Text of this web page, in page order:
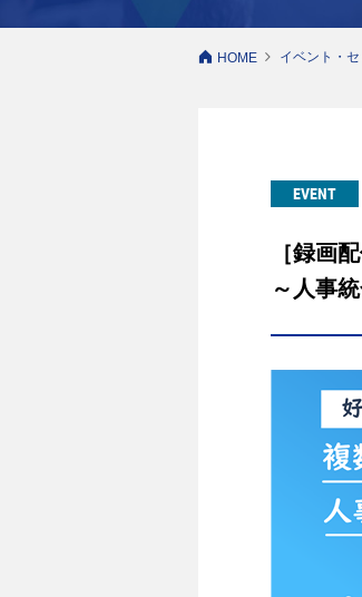
HOME イベント・
EVENT
［録画
～人事